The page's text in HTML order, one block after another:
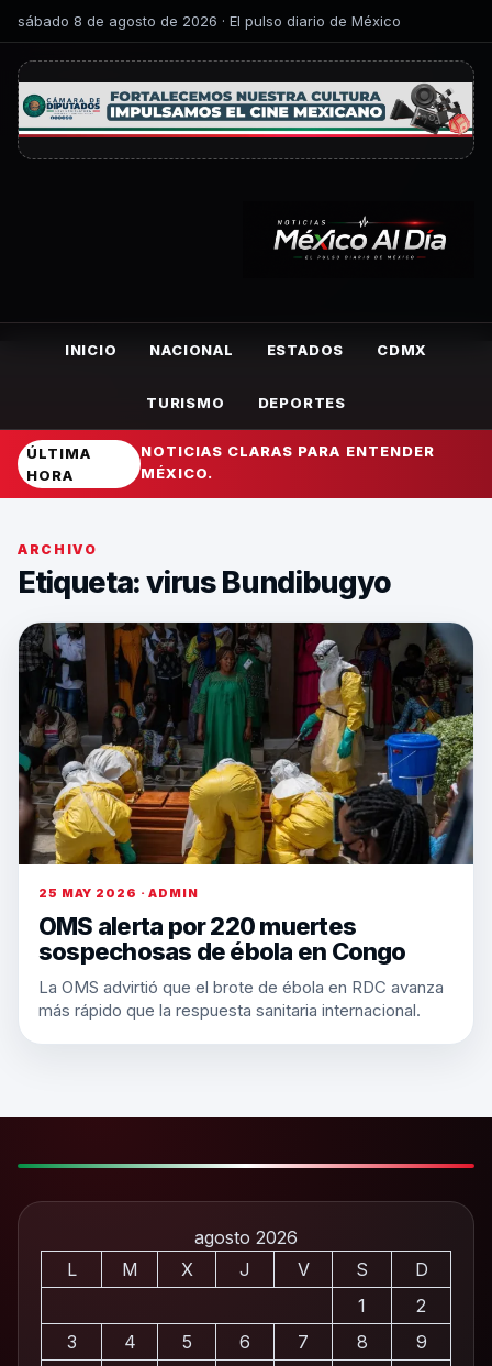
sábado 8 de agosto de 2026 · El pulso diario de México
INICIO NACIONAL ESTADOS CDMX
TURISMO DEPORTES
ÚLTIMA
HORA
NOTICIAS CLARAS PARA ENTENDER
MÉXICO.
ARCHIVO
Etiqueta:virus Bundibugyo
25 MAY 2026 · ADMIN
OMS alerta por 220 muertes
sospechosas de ébola en Congo
La OMS advirtió que el brote de ébola en RDC avanza
más rápido que la respuesta sanitaria internacional.
agosto 2026
L
M X J V S
D
1
2
3
4 5 6 7 8
9